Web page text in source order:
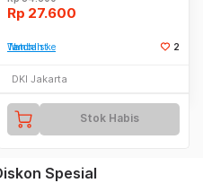
Rp 27.600
Tambah ke Watchlist 2
DKI Jakarta
Stok Habis
Spesial